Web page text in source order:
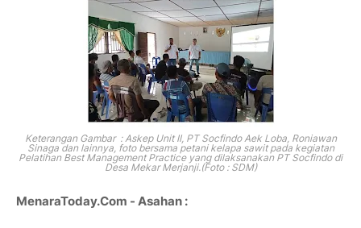
Keterangan Gambar : Askep Unit II, PT Socfindo Aek Loba, Roniawan
Sinaga dan lainnya, foto bersama petani kelapa sawit pada kegiatan
Pelatihan Best Management Practice yang dilaksanakan PT Socfindo di
Desa Mekar Merjanji.(Foto : SDM)
MenaraToday.Com - Asahan :